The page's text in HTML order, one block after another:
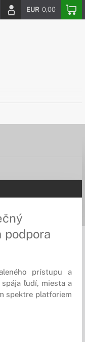
EUR 0,00
podpora
prístupu a
spája ľudí, miesta a
spektre platforiem